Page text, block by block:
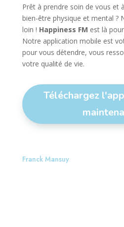
Prêt à prendre soin de vous et
bien-être physique et mental ?
loin ! Happiness FM est là
Notre application mobile est
pour vous détendre, vous
votre qualité de vie.
Téléchargez
Franck Mansuy